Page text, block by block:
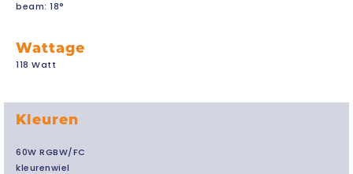
beam: 18°
Wattage
118 Watt
Kleuren
60W RGBW/FC
kleurenwiel